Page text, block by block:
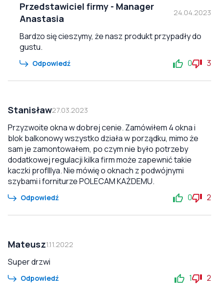
Przedstawiciel firmy - Manager
Anastasia
24.04.2023
Bardzo się cieszymy, że nasz produkt przypadły do
gustu.
Odpowiedź 0 3
Stanisław27.03.2023
Przyzwoite okna w dobrej cenie. Zamówiłem 4 okna i
blok balkonowy wszystko działa w porządku, mimo że
sam je zamontowałem, po czym nie było potrzeby
dodatkowej regulacji kilka firm może zapewnić takie
kaczki profIllya. Nie mówię o oknach z podwójnymi
szybami i forniturze POLECAM KAŻDEMU.
Odpowiedź 0 2
Mateusz1.11.2022
Super drzwi
Odpowiedź 1 2